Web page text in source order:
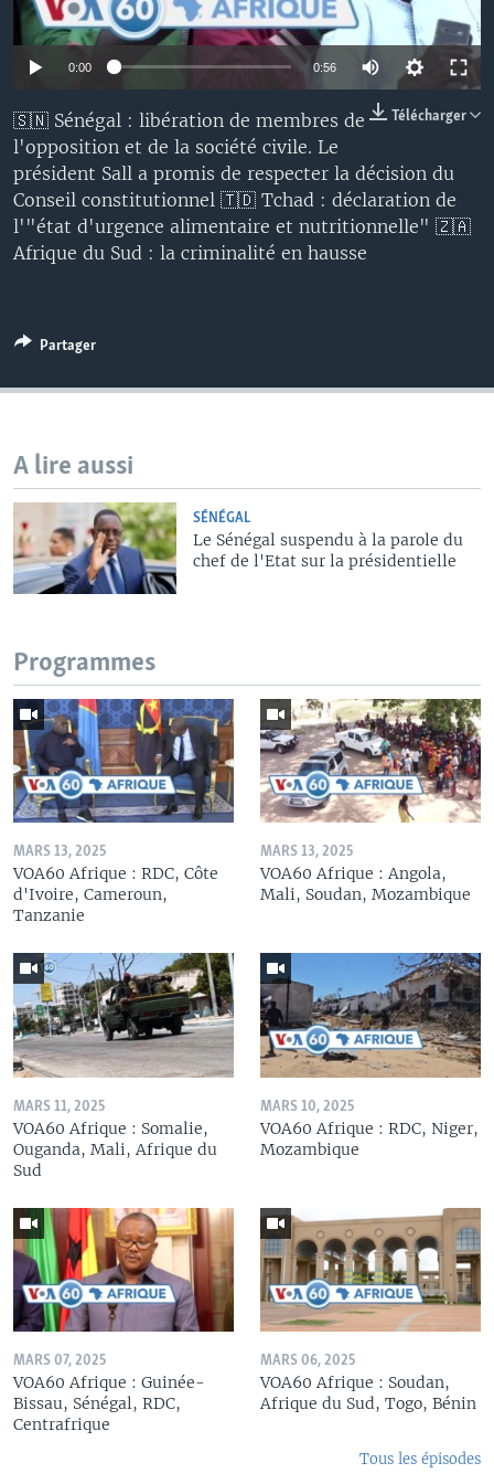
0:00 0:56
Télécharger
🇸🇳 Sénégal : libération de membres de
l'opposition et de la société civile. Le
président Sall a promis de respecter la décision du
Conseil constitutionnel 🇹🇩 Tchad : déclaration de
l'"état d'urgence alimentaire et nutritionnelle" 🇿🇦
Afrique du Sud : la criminalité en hausse
Partager
A lire aussi
SÉNÉGAL
Le Sénégal suspendu à la parole du
chef de l'Etat sur la présidentielle
Programmes
MARS 13, 2025
VOA60 Afrique : RDC, Côte
d'Ivoire, Cameroun,
Tanzanie
MARS 13, 2025
VOA60 Afrique : Angola,
Mali, Soudan, Mozambique
MARS 11, 2025
VOA60 Afrique : Somalie,
Ouganda, Mali, Afrique du
Sud
MARS 10, 2025
VOA60 Afrique : RDC, Niger,
Mozambique
MARS 07, 2025
VOA60 Afrique : Guinée-
Bissau, Sénégal, RDC,
Centrafrique
MARS 06, 2025
VOA60 Afrique : Soudan,
Afrique du Sud, Togo, Bénin
Tous les épisodes